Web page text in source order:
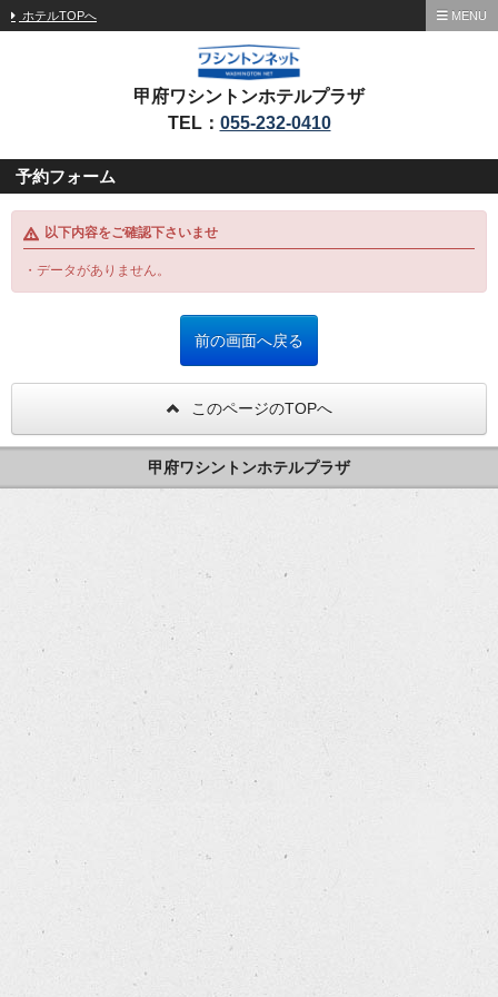
ホテルTOPへ MENU
甲府ワシントンホテルプラザ
TEL： 055-232-0410
予約フォーム
以下内容をご確認下さいませ
・データがありません。
このページのTOPへ
甲府ワシントンホテルプラザ